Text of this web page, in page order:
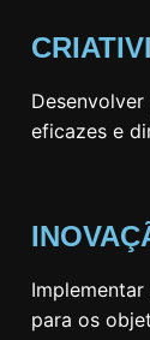
eficazes e
para os